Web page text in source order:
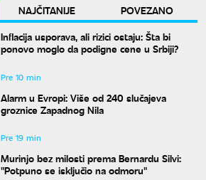
NAJČITANIJE
POVEZANO
Inflacija usporava, ali rizici ostaju: Šta bi
ponovo moglo da podigne cene u Srbiji?
Pre 10 min
Alarm u Evropi: Više od 240 slučajeva
groznice Zapadnog Nila
Pre 19 min
Murinjo bez milosti prema Bernardu Silvi:
"Potpuno se isključio na odmoru"